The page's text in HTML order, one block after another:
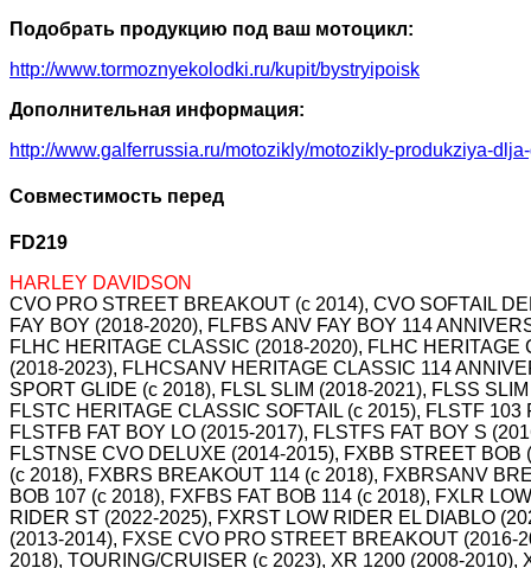
Подобрать продукцию под ваш мотоцикл:
http://www.tormoznyekolodki.ru/kupit/bystryipoisk
Дополнительная информация:
http://www.galferrussia.ru/motozikly/motozikly-produkziya-
Совместимость перед
FD219
HARLEY DAVIDSON
CVO PRO STREET BREAKOUT (c 2014), CVO SOFTAIL
FAY BOY (2018-2020), FLFBS ANV FAY BOY 114
FLHC HERITAGE CLASSIC (2018-2020), FLHC
(2018-2023), FLHCSANV HERITAGE CLASSIC 114
SPORT GLIDE (c 2018), FLSL SLIM (2018-2021), FLSS
FLSTC HERITAGE CLASSIC SOFTAIL (c 2015), FLSTF
FLSTFB FAT BOY LO (2015-2017), FLSTFS FAT BOY S
FLSTNSE CVO DELUXE (2014-2015), FXBB STREET
(c 2018), FXBRS BREAKOUT 114 (c 2018), FXBRSANV
BOB 107 (c 2018), FXFBS FAT BOB 114 (c 2018), FXLR
RIDER ST (2022-2025), FXRST LOW RIDER EL DIABLO
(2013-2014), FXSE CVO PRO STREET BREAKOUT (2016-
2018), TOURING/CRUISER (c 2023), XR 1200 (2008-